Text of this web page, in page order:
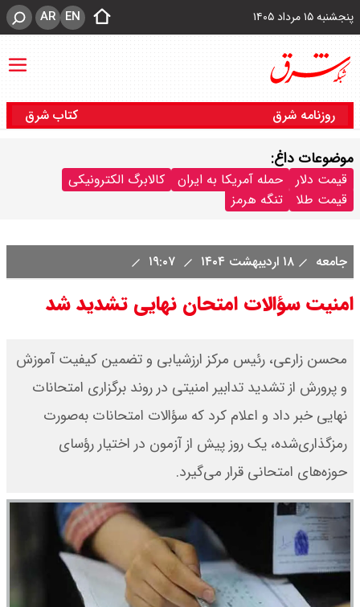
پنجشنبه ۱۵ مرداد ۱۴۰۵ EN
AR
روزنامه شرق کتاب شرق
موضوعات داغ:
قیمت دلار حمله آمریکا به ایران
کالابرگ الکترونیکی
قیمت طلا
تنگه هرمز
جامعه ۱۸ اردیبهشت ۱۴۰۴
امنیت سؤالات امتحان نهایی تشدید شد
محسن زارعی، رئیس مرکز ارزشیابی و تضمین کیفیت آموزش
و پرورش از تشدید تدابیر امنیتی در روند برگزاری امتحانات
نهایی خبر داد و اعلام کرد که سؤالات امتحانات به‌صورت
رمزگذاری‌شده، یک روز پیش از آزمون در اختیار رؤسای
حوزه‌های امتحانی قرار می‌گیرد.